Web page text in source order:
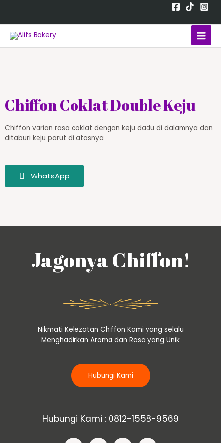
Chiffon Coklat Double Keju
Chiffon varian rasa coklat dengan keju dadu di dalamnya dan
ditaburi keju parut di atasnya
WhatsApp
Jagonya Chiffon!
Nikmati Kelezatan Chiffon Kami yang selalu
Menghadirkan Aroma dan Rasa yang Unik
Hubungi Kami
Hubungi Kami : 0812-1558-9569